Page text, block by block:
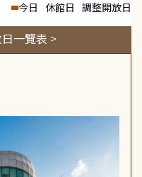
今日 休館日 調整開放日
一覽表 >